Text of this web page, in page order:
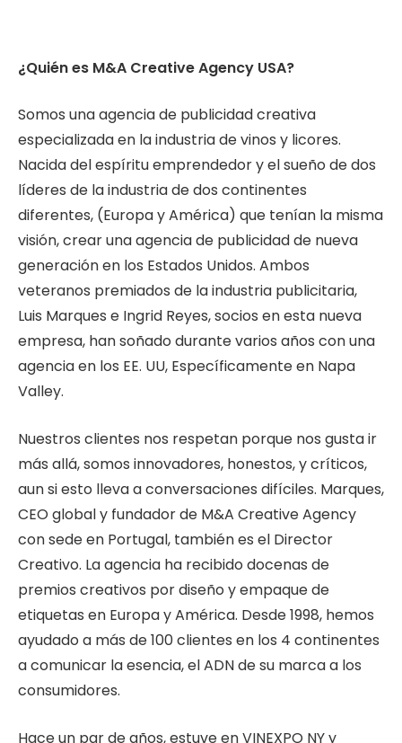
¿Quién es M&A Creative Agency USA?
Somos una agencia de publicidad creativa
especializada en la industria de vinos y licores.
Nacida del espíritu emprendedor y el sueño de dos
líderes de la industria de dos continentes
diferentes, (Europa y América) que tenían la misma
visión, crear una agencia de publicidad de nueva
generación en los Estados Unidos. Ambos
veteranos premiados de la industria publicitaria,
Luis Marques e Ingrid Reyes, socios en esta nueva
empresa, han soñado durante varios años con una
agencia en los EE. UU, Específicamente en Napa
Valley.
Nuestros clientes nos respetan porque nos gusta ir
más allá, somos innovadores, honestos, y críticos,
aun si esto lleva a conversaciones difíciles. Marques,
CEO global y fundador de M&A Creative Agency
con sede en Portugal, también es el Director
Creativo. La agencia ha recibido docenas de
premios creativos por diseño y empaque de
etiquetas en Europa y América. Desde 1998, hemos
ayudado a más de 100 clientes en los 4 continentes
a comunicar la esencia, el ADN de su marca a los
consumidores.
Hace un par de años, estuve en VINEXPO NY y